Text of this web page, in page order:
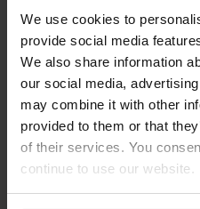
We use cookies to
provide social media
We also share information
our social media,
may combine it with other
provided to them or that
of their services. You
continue to use our website.
VEZI ULTIMA EDIȚIE >